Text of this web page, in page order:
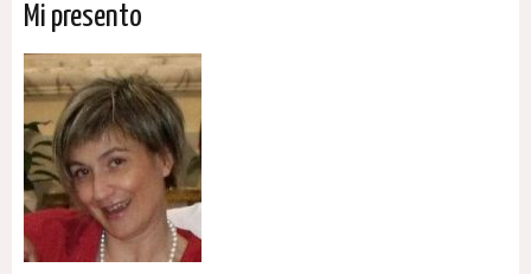
Mi presento